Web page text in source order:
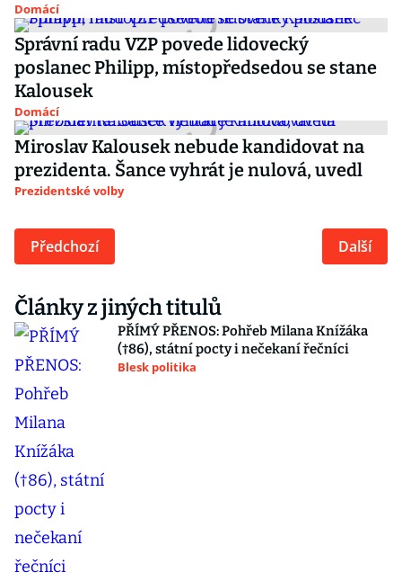
Domácí
Správní radu VZP povede lidovecký
poslanec Philipp, místopředsedou se stane
Kalousek
Domácí
Miroslav Kalousek nebude kandidovat na
prezidenta. Šance vyhrát je nulová, uvedl
Prezidentské volby
Předchozí Další
Články z jiných titulů
PŘÍMÝ PŘENOS: Pohřeb Milana Knížáka
(†86), státní pocty i nečekaní řečníci
Blesk politika